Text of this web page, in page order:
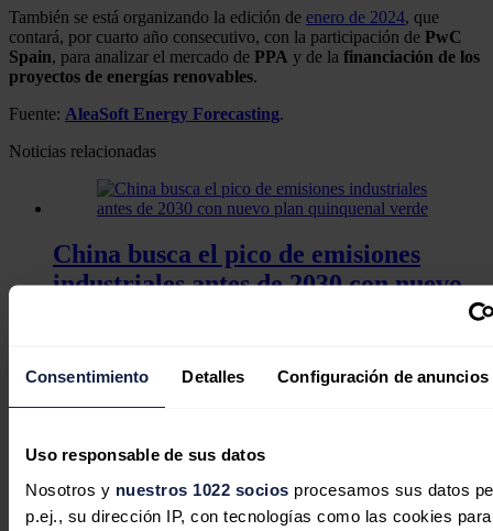
Consentimiento Detalles Configuración de anuncios
Uso responsable de sus datos
Nosotros y nuestros 1022 socios procesamos sus datos
p.ej., su dirección IP, con tecnologías como las cookies para
También se está organizando la edición de enero de 2024, que
contará, por cuarto año consecutivo, con la participación de PwC
Spain, para analizar el mercado de PPA y de la financiación de los
proyectos de energías renovables.
Fuente: AleaSoft Energy Forecasting.
Noticias relacionadas
China busca el pico de emisiones
industriales antes de 2030 con nuevo